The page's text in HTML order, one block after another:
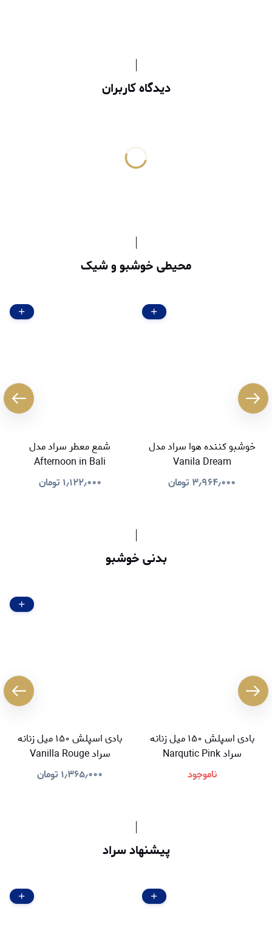
دیدگاه کاربران
محیطی خوشبو و شیک
خوشبو کننده هوا سراد مدل
Vanila Dream
۳٫۹۶۴٫۰۰۰ تومان
شمع معطر سراد مدل
Afternoon in Bali
۱٫۱۲۲٫۰۰۰ تومان
بدنی خوشبو
بادی اسپلش ۱۵۰ میل زنانه
سراد Narqutic Pink
ناموجود
بادی اسپلش ۱۵۰ میل زنانه
سراد Vanilla Rouge
۱٫۳۶۵٫۰۰۰ تومان
پیشنهاد سراد